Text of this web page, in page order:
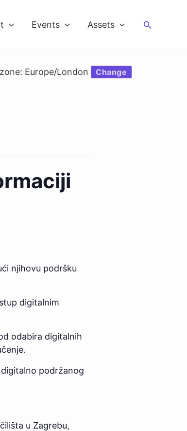
Events Assets Search
Europe/London Change
njihovu podršku
digitalnim
odabira digitalnih
podržanog
u Zagrebu,